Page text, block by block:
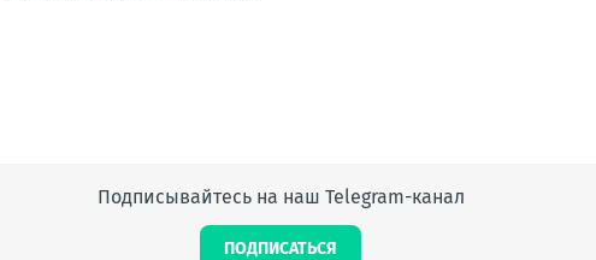
Подписывайтесь на наш Telegram-канал
ПОДПИСАТЬСЯ